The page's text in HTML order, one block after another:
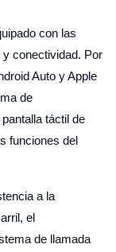
con las
conectividad. Por
Auto y Apple
de
táctil de
funciones del
a la
el
de llamada